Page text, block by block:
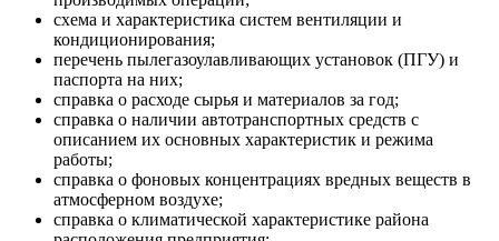
схема и характеристика систем вентиляции и
кондиционирования;
перечень пылегазоулавливающих установок (ПГУ) и
паспорта на них;
справка о расходе сырья и материалов за год;
справка о наличии автотранспортных средств с
описанием их основных характеристик и режима
работы;
справка о фоновых концентрациях вредных веществ в
атмосферном воздухе;
справка о климатической характеристике района